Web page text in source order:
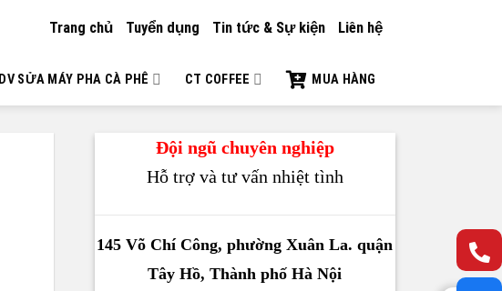
Trang chủ Tuyển dụng Tin tức & Sự kiện Liên hệ
DV SỬA MÁY PHA CÀ PHÊ CT COFFEE MUA HÀNG
Đội ngũ chuyên nghiệp
Hỗ trợ và tư vấn nhiệt tình
145 Võ Chí Công, phường Xuân La. quận
Tây Hồ, Thành phố Hà Nội